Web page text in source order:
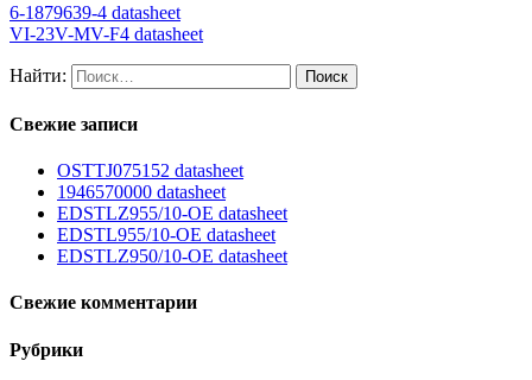
6-1879639-4 datasheet
VI-23V-MV-F4 datasheet
Найти:
Свежие записи
OSTTJ075152 datasheet
1946570000 datasheet
EDSTLZ955/10-OE datasheet
EDSTL955/10-OE datasheet
EDSTLZ950/10-OE datasheet
Свежие комментарии
Рубрики